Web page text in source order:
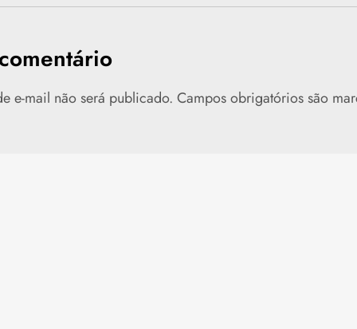
e-mail não será publicado. Campos obrigatórios são